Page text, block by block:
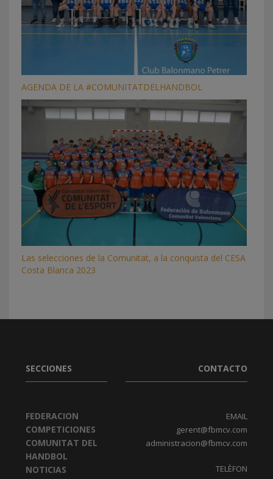
AGENDA DE LA #COMUNITATDELHANDBOL
Las selecciones de la Comunitat, a la conquista del CESA
Costa Blanca 2023
SECCIONES
FEDERACION
COMPETICIONES
COMUNITAT DEL
HANDBOL
NOTICIAS
CONTACTO
EMAIL
gerent@fbmcv.com
administracion@fbmcv.com
TELÈFON